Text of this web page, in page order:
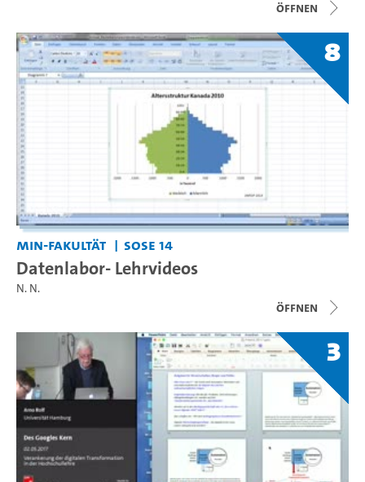
Öffnen
8
MIN-Fakultät SoSe 14
Datenlabor- Lehrvideos
N. N.
Öffnen
3